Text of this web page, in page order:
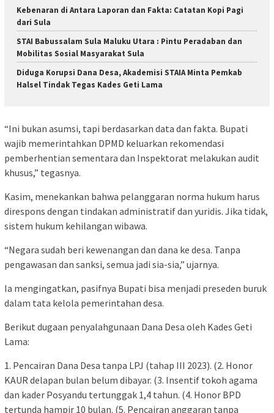
Kebenaran di Antara Laporan dan Fakta: Catatan Kopi Pagi
dari Sula
STAI Babussalam Sula Maluku Utara : Pintu Peradaban dan
Mobilitas Sosial Masyarakat Sula
Diduga Korupsi Dana Desa, Akademisi STAIA Minta Pemkab
Halsel Tindak Tegas Kades Geti Lama
“Ini bukan asumsi, tapi berdasarkan data dan fakta. Bupati
wajib memerintahkan DPMD keluarkan rekomendasi
pemberhentian sementara dan Inspektorat melakukan audit
khusus,” tegasnya.
Kasim, menekankan bahwa pelanggaran norma hukum harus
direspons dengan tindakan administratif dan yuridis. Jika tidak,
sistem hukum kehilangan wibawa.
“Negara sudah beri kewenangan dan dana ke desa. Tanpa
pengawasan dan sanksi, semua jadi sia-sia,” ujarnya.
Ia mengingatkan, pasifnya Bupati bisa menjadi preseden buruk
dalam tata kelola pemerintahan desa.
Berikut dugaan penyalahgunaan Dana Desa oleh Kades Geti
Lama:
1. Pencairan Dana Desa tanpa LPJ (tahap III 2023). (2. Honor
KAUR delapan bulan belum dibayar. (3. Insentif tokoh agama
dan kader Posyandu tertunggak 1,4 tahun. (4. Honor BPD
tertunda hampir 10 bulan. (5. Pencairan anggaran tanpa